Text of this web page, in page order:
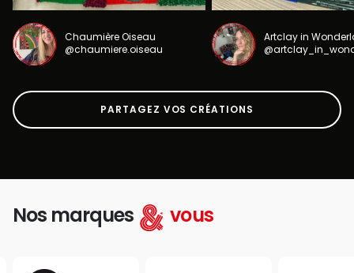
Chaumière Oiseau
@chaumiere.oiseau
Artclay in
PARTAGEZ VOS CRÉATIONS
Nos marques vous